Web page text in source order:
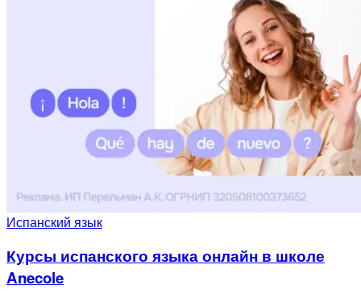
Испанский язык
Курсы испанского языка онлайн в школе
Anecole